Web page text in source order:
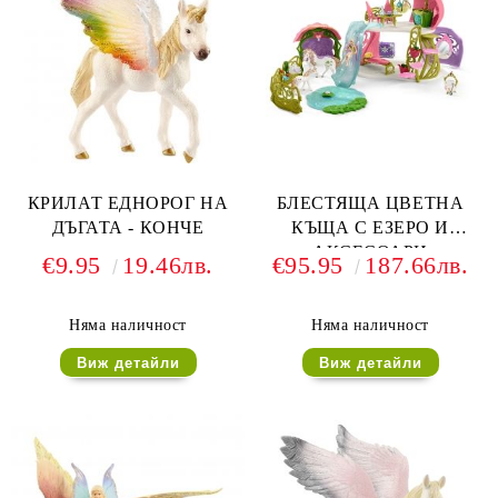
КРИЛАТ ЕДНОРОГ НА
ДЪГАТА - КОНЧЕ
€9.95 19.46лв.
Няма наличност
Виж детайли
БЛЕСТЯЩА ЦВЕТНА
КЪЩА С ЕЗЕРО И
АКСЕСОАРИ
€95.95 187.66лв.
Няма наличност
Виж детайли